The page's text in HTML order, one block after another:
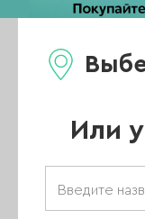
Или
Каталог
Главная/
Каталог/
Акригель, полигель/
Amokey полигель/